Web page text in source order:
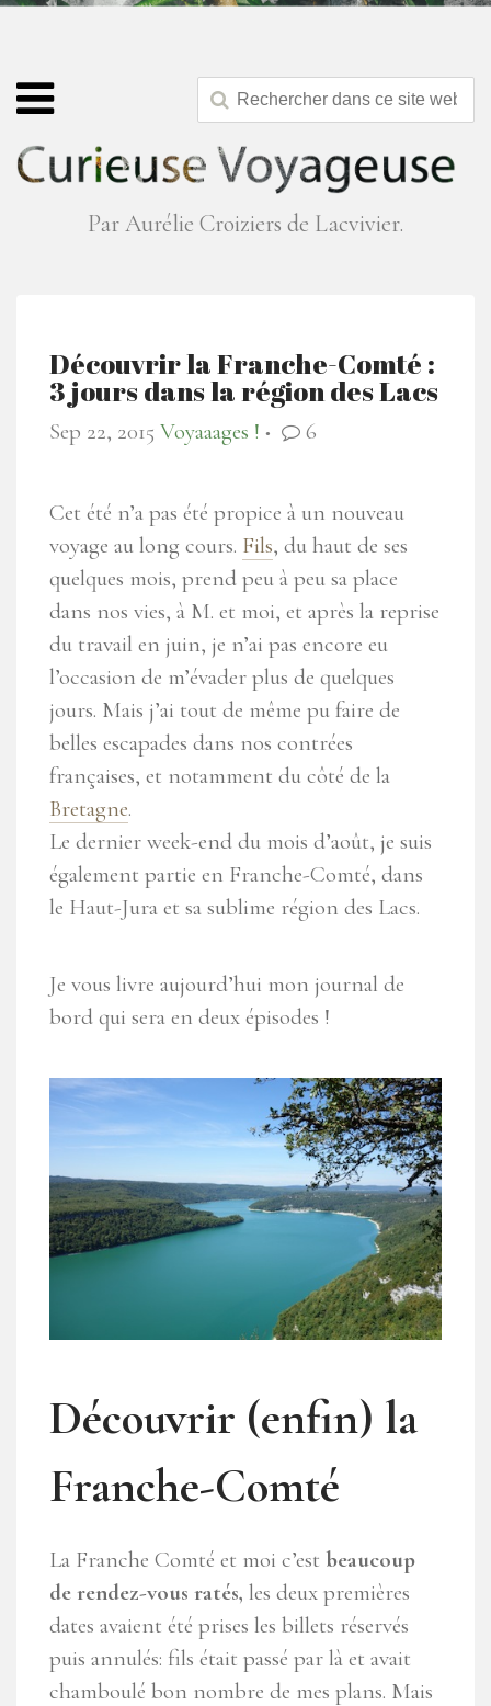
Par Aurélie Croiziers de Lacvivier.
Découvrir la Franche-Comté :
3 jours dans la région des Lacs
Sep 22, 2015 Voyaaages ! ● 6
Cet été n’a pas été propice à un nouveau
voyage au long cours. Fils, du haut de ses
quelques mois, prend peu à peu sa place
dans nos vies, à M. et moi, et après la reprise
du travail en juin, je n’ai pas encore eu
l’occasion de m’évader plus de quelques
jours. Mais j’ai tout de même pu faire de
belles escapades dans nos contrées
françaises, et notamment du côté de la
Bretagne.
Le dernier week-end du mois d’août, je suis
également partie en Franche-Comté, dans
le Haut-Jura et sa sublime région des Lacs.
Je vous livre aujourd’hui mon journal de
bord qui sera en deux épisodes !
Découvrir (enfin) la
Franche-Comté
La Franche Comté et moi c’est beaucoup
de rendez-vous ratés, les deux premières
dates avaient été prises les billets réservés
puis annulés: fils était passé par là et avait
chamboulé bon nombre de mes plans. Mais